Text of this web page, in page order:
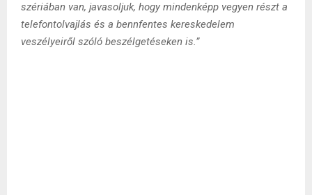
szériában van, javasoljuk, hogy mindenképp vegyen részt a
telefontolvajlás és a bennfentes kereskedelem
veszélyeiről szóló beszélgetéseken is.”